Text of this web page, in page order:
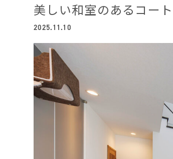
美しい和室のあるコー
2025.11.10